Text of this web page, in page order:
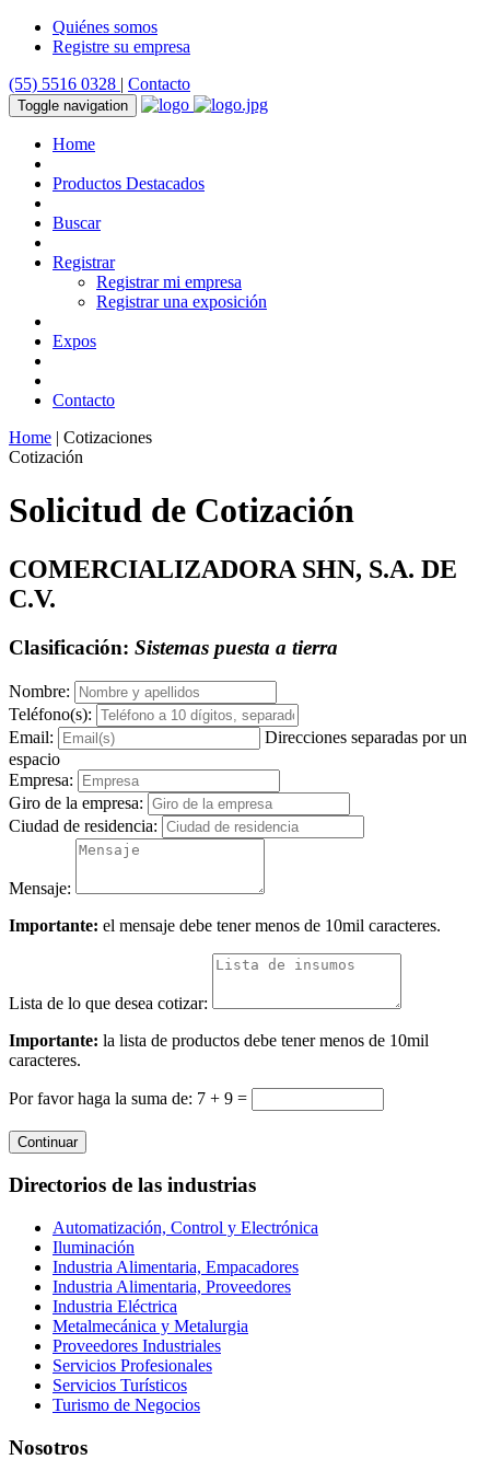
Quiénes somos
Registre su empresa
(55) 5516 0328 | Contacto
Toggle navigation
Home
Productos Destacados
Buscar
Registrar
Registrar mi empresa
Registrar una exposición
Expos
Contacto
Home | Cotizaciones
Cotización
Solicitud de Cotización
COMERCIALIZADORA SHN, S.A. DE
C.V.
Clasificación: Sistemas puesta a tierra
Nombre:
Teléfono(s):
Email:
Direcciones separadas por un
espacio
Empresa:
Giro de la empresa:
Ciudad de residencia:
Mensaje:
Importante: el mensaje debe tener menos de 10mil caracteres.
Lista de lo que desea cotizar:
Importante: la lista de productos debe tener menos de 10mil
caracteres.
Por favor haga la suma de: 7 + 9 =
Continuar
Directorios de las industrias
Automatización, Control y Electrónica
Iluminación
Industria Alimentaria, Empacadores
Industria Alimentaria, Proveedores
Industria Eléctrica
Metalmecánica y Metalurgia
Proveedores Industriales
Servicios Profesionales
Servicios Turísticos
Turismo de Negocios
Nosotros